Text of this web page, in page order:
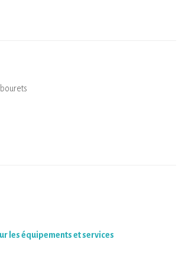
les équipements et services